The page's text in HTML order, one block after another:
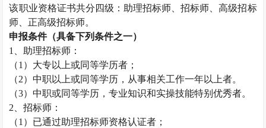
该职业资格证书共分四级：助理招标师、招标师、高级招标
师、正高级招标师。
申报条件（具备下列条件之一）
1
、助理招标师：
（1 ）大专以上或同等学历者；
（2）中职以上或同等学历，从事相关工作一年以上者。
（3）中职或同等学历，专业知识和实操技能特别优秀者。
2 、招标师：
（1 ）已通过助理招标师资格认证者；